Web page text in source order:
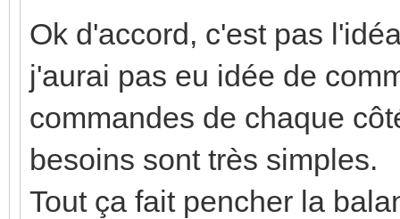
Ok d'accord, c'est pas
j'aurai pas eu idée de
commandes de chaque
besoins sont très simples.
Tout ça fait pencher la